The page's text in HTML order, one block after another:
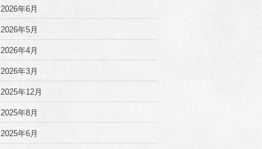
2026年6月
2026年5月
2026年4月
2026年3月
2025年12月
2025年8月
2025年6月